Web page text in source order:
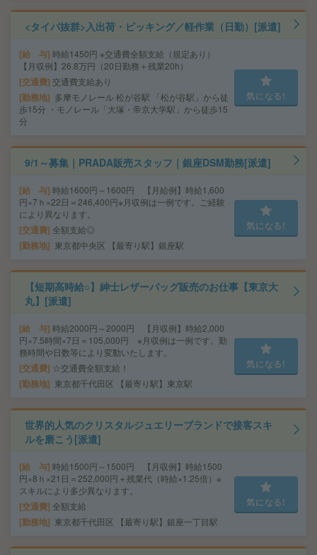
<タイパ抜群>入出荷・ピッキング／軽作業（日勤）[派遣]
給 与 時給1450円 ※交通費全額支給（規定あり）
【月収例】26.8万円（20日勤務＋残業20h）
交通費 交通費支給あり
勤務地
多摩モノレール 松が谷駅 「松が谷駅」から徒
歩15分 ・モノレール「大塚・帝京大学駅」から徒歩15
分
気になる!
9/1～募集｜PRADA販売スタッフ｜銀座DSM勤務[派遣]
給 与 時給1600円～1600円 【月給例】時給1,600
円×7ｈ×22日＝246,400円※月収例は一例です。ご経験
により異なります。
交通費 全額支給◎
勤務地 東京都中央区 【最寄り駅】銀座駅
気になる!
【短期高時給○】紳士レザーバッグ販売のお仕事【東京大
丸】[派遣]
給 与 時給2000円～2000円 【月収例】時給2,000
円×7.5時間×7日＝105,000円 ※月収例は一例です。勤
務時間や日数等により変動いたします。
交通費 ☆交通費全額支給！
勤務地 東京都千代田区 【最寄り駅】東京駅
気になる!
世界的人気のクリスタルジュエリーブランドで接客スキ
ルを磨こう[派遣]
給 与 時給1500円～1500円 【月収例】時給1500
円×8ｈ×21日＝252,000円＋残業代（時給×1.25倍）※
スキルにより多少異なります。
交通費 全額支給
勤務地 東京都千代田区 【最寄り駅】銀座一丁目駅
気になる!